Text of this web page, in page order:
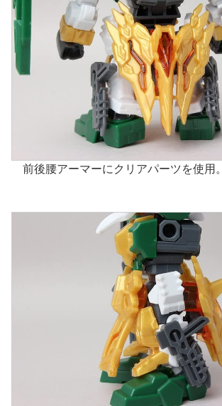
前後腰アーマーにクリアパーツを使用。